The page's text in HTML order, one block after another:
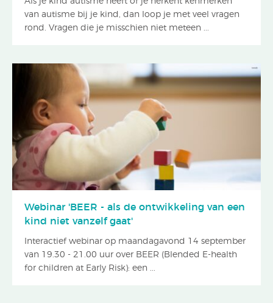
van autisme bij je kind, dan loop je met veel vragen
rond. Vragen die je misschien niet meteen ...
Webinar 'BEER - als de ontwikkeling van een
kind niet vanzelf gaat'
Interactief webinar op maandagavond 14 september
van 19.30 - 21.00 uur over BEER (Blended E-health
for children at Early Risk): een ...